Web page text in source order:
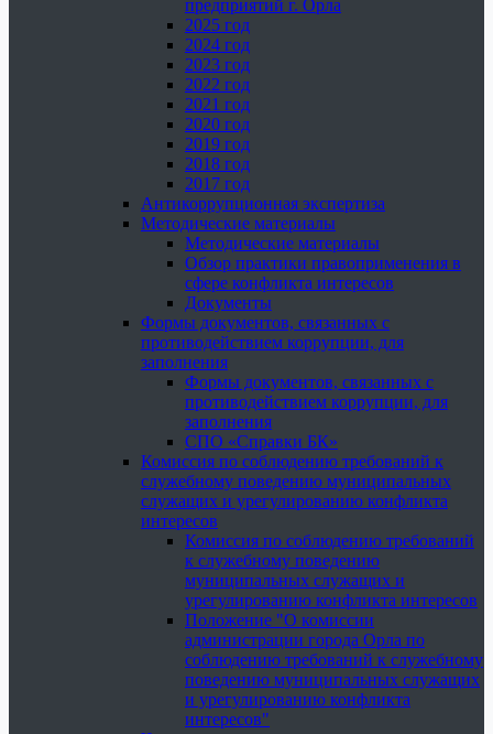
предприятий г. Орла
2025 год
2024 год
2023 год
2022 год
2021 год
2020 год
2019 год
2018 год
2017 год
Антикоррупционная экспертиза
Методические материалы
Методические материалы
Обзор практики правоприменения в
сфере конфликта интересов
Документы
Формы документов, связанных с
противодействием коррупции, для
заполнения
Формы документов, связанных с
противодействием коррупции, для
заполнения
СПО «Справки БК»
Комиссия по соблюдению требований к
служебному поведению муниципальных
служащих и урегулированию конфликта
интересов
Комиссия по соблюдению требований
к служебному поведению
муниципальных служащих и
урегулированию конфликта интересов
Положение "О комиссии
администрации города Орла по
соблюдению требований к служебному
поведению муниципальных служащих
и урегулированию конфликта
интересов"